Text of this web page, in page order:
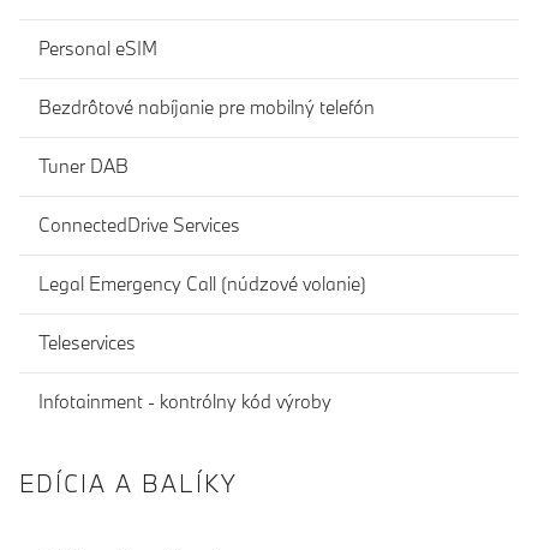
Personal eSIM
Bezdrôtové nabíjanie pre mobilný telefón
Tuner DAB
ConnectedDrive Services
Legal Emergency Call (núdzové volanie)
Teleservices
Infotainment - kontrólny kód výroby
EDÍCIA A BALÍKY